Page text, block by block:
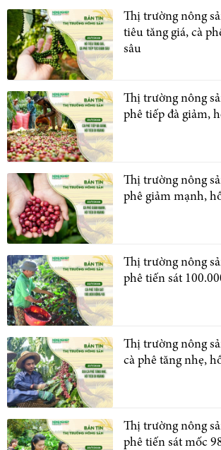
Thị trường nông
tiêu tăng giá, cà
sâu
Thị trường nông
phê tiếp đà giảm,
Thị trường nông
phê giảm mạnh,
Thị trường nông
phê tiến sát
Thị trường nông
cà phê tăng nhẹ,
Thị trường nông
phê tiến sát mốc